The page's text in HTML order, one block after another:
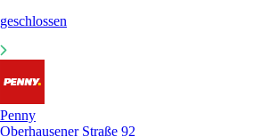
geschlossen
Penny
Oberhausener Straße 92